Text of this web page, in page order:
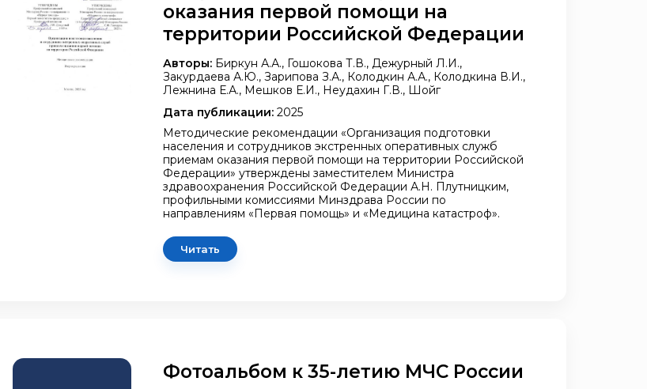
оказания первой помощи на
территории Российской Федерации
Авторы: Биркун А.А., Гошокова Т.В., Дежурный Л.И.,
Закурдаева А.Ю., Зарипова З.А., Колодкин А.А., Колодкина В.И.,
Лежнина Е.А., Мешков Е.И., Неудахин Г.В., Шойг
Дата публикации: 2025
Методические рекомендации «Организация подготовки
населения и сотрудников экстренных оперативных служб
приемам оказания первой помощи на территории Российской
Федерации» утверждены заместителем Министра
здравоохранения Российской Федерации А.Н. Плутницким,
профильными комиссиями Минздрава России по
направлениям «Первая помощь» и «Медицина катастроф».
Читать
Фотоальбом к 35-летию МЧС России